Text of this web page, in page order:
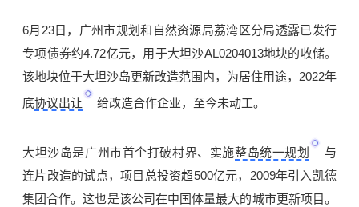
6月23日，广州市规划和自然资源局荔湾区分局透露已发行
专项债券约4.72亿元，用于大坦沙AL0204013地块的收储。
该地块位于大坦沙岛更新改造范围内，为居住用途，2022年
底协议出让 给改造合作企业，至今未动工。
大坦沙岛是广州市首个打破村界、实施整岛统一规划
与
连片改造的试点，项目总投资超500亿元，2009年引入凯德
集团合作。这也是该公司在中国体量最大的城市更新项目。